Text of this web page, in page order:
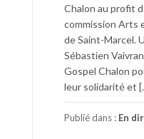
Chalon au profit
commission Arts
de Saint-Marcel.
Sébastien
Gospel Chalon
leur solidarité et
Publié dans : En